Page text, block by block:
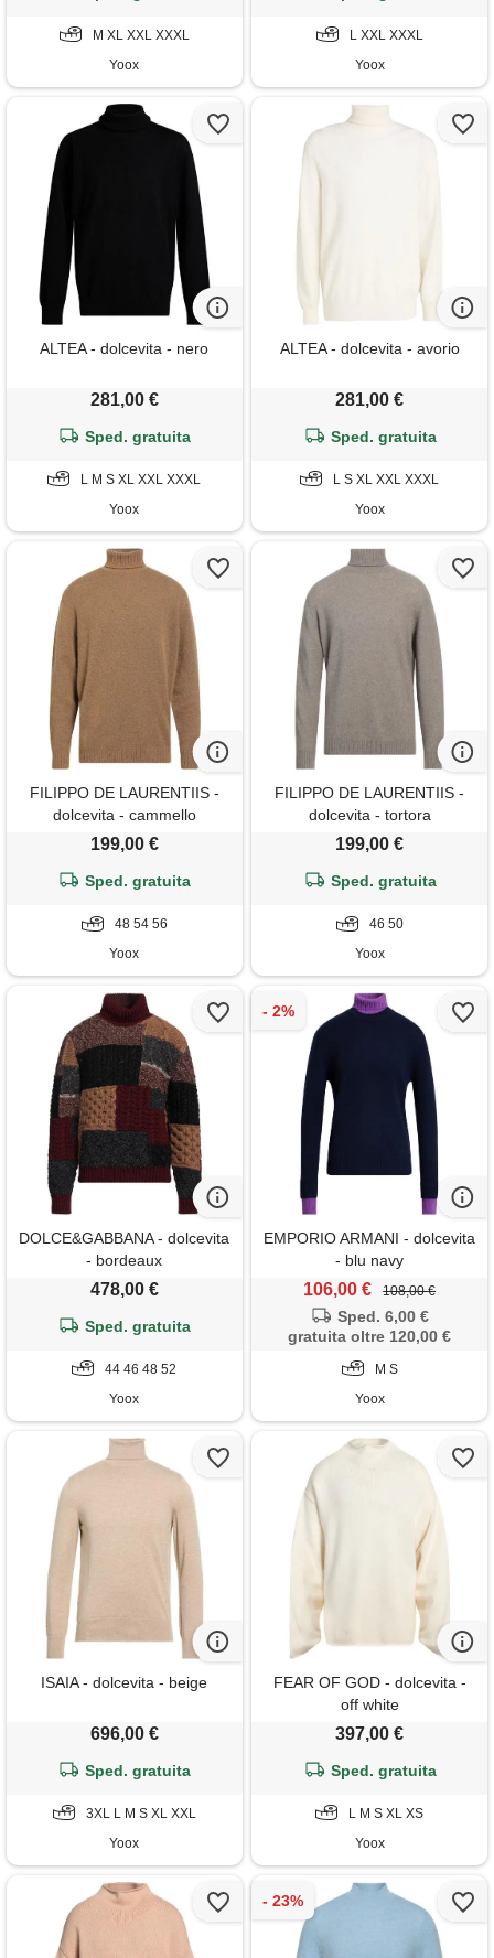
M XL XXL XXXL
Yoox
L XXL XXXL
Yoox
ALTEA - dolcevita - nero
281,00 €
Sped. gratuita
L M S XL XXL XXXL
Yoox
ALTEA - dolcevita - avorio
281,00 €
Sped. gratuita
L S XL XXL XXXL
Yoox
FILIPPO DE LAURENTIIS -
dolcevita - cammello
199,00 €
Sped. gratuita
48 54 56
Yoox
FILIPPO DE LAURENTIIS -
dolcevita - tortora
199,00 €
Sped. gratuita
46 50
Yoox
DOLCE&GABBANA - dolcevita
- bordeaux
478,00 €
Sped. gratuita
44 46 48 52
Yoox
EMPORIO ARMANI - dolcevita
- blu navy
106,00 € 108,00 €
Sped. 6,00 €
gratuita oltre 120,00 €
M S
Yoox
ISAIA - dolcevita - beige
696,00 €
Sped. gratuita
3XL L M S XL XXL
Yoox
FEAR OF GOD - dolcevita -
off white
397,00 €
Sped. gratuita
L M S XL XS
Yoox